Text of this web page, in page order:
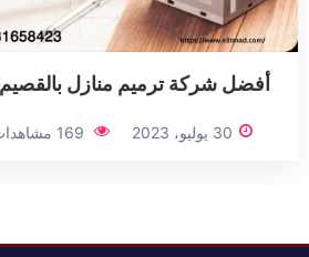
أفضل شركة ترميم منازل بالقصيم
30 يوليو، 2023 169 مشاهدات